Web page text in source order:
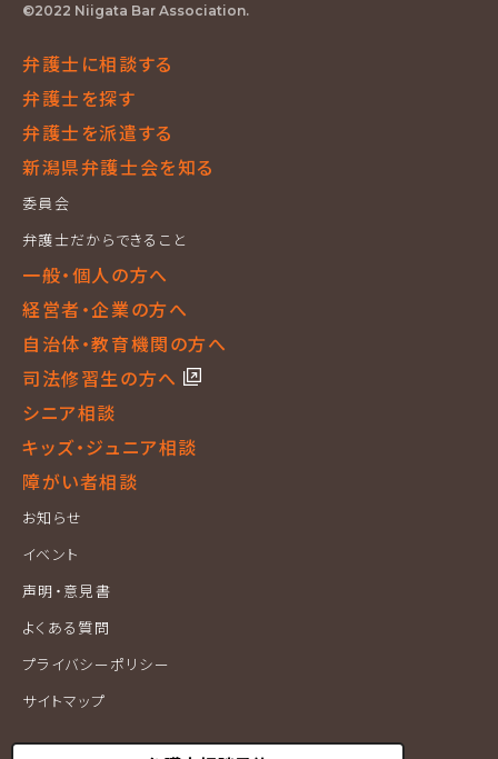
©2022 Niigata Bar Association.
弁護士に相談する
弁護士を探す
弁護士を派遣する
新潟県弁護士会を知る
委員会
弁護士だからできること
一般・個人の方へ
経営者・企業の方へ
自治体・教育機関の方へ
司法修習生の方へ
シニア相談
キッズ・ジュニア相談
障がい者相談
お知らせ
イベント
声明・意見書
よくある質問
プライバシーポリシー
サイトマップ